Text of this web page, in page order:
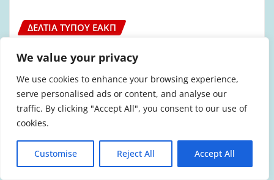
We value your privacy
We use cookies to enhance your browsing experience,
serve personalised ads or content, and analyse our
traffic. By clicking "Accept All", you consent to our use of
cookies.
Customise Reject All Accept All
ΔΕΛΤΊΑ ΤΎΠΟΥ ΕΑΚΠ
Ανακοίνωση Δελτίο Τύπου ΕΑΚΠ με
αφορμή την καταστροφική πυρκαγιά
στην Κορινθία
admin Οκτ 2, 2024